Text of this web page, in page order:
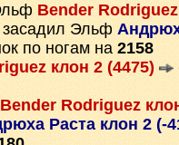
Bender
засадил Эльф
по ногам на 2158
клон 2 (4475)
Bender Rodriguez
Раста клон 2 (-